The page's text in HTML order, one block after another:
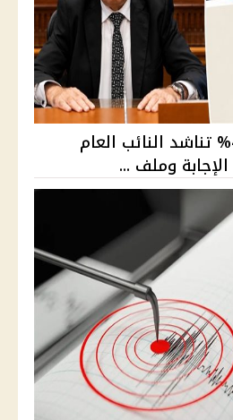
أسرة ريم طالبة الـ4% تناشد النائب العام
وملف ...